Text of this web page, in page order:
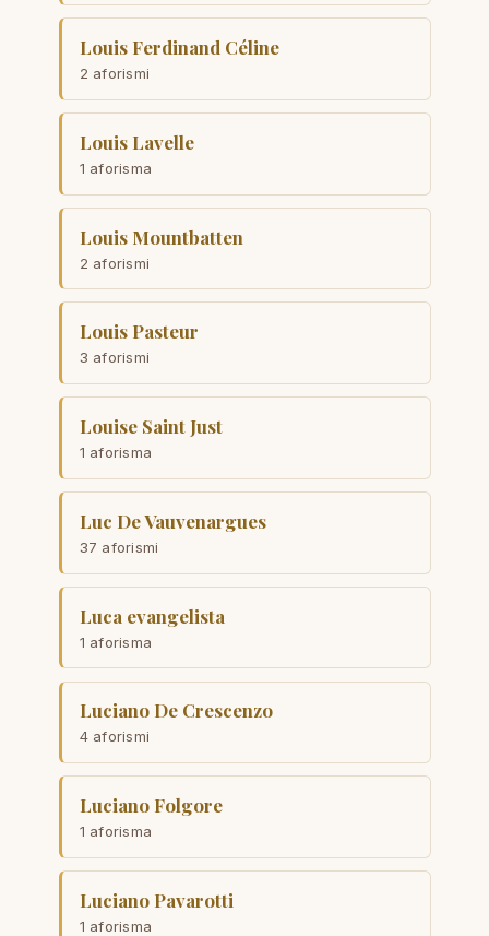
Louis Ferdinand Céline
2 aforismi
Louis Lavelle
1 aforisma
Louis Mountbatten
2 aforismi
Louis Pasteur
3 aforismi
Louise Saint Just
1 aforisma
Luc De Vauvenargues
37 aforismi
Luca evangelista
1 aforisma
Luciano De Crescenzo
4 aforismi
Luciano Folgore
1 aforisma
Luciano Pavarotti
1 aforisma